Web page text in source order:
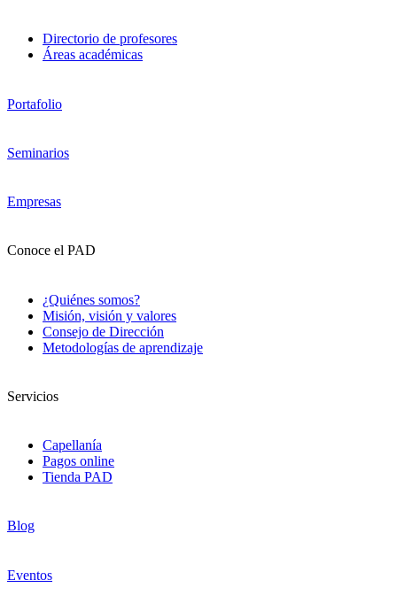
Directorio de profesores
Áreas académicas
Portafolio
Seminarios
Empresas
Conoce el PAD
¿Quiénes somos?
Misión, visión y valores
Consejo de Dirección
Metodologías de aprendizaje
Servicios
Capellanía
Pagos online
Tienda PAD
Blog
Eventos